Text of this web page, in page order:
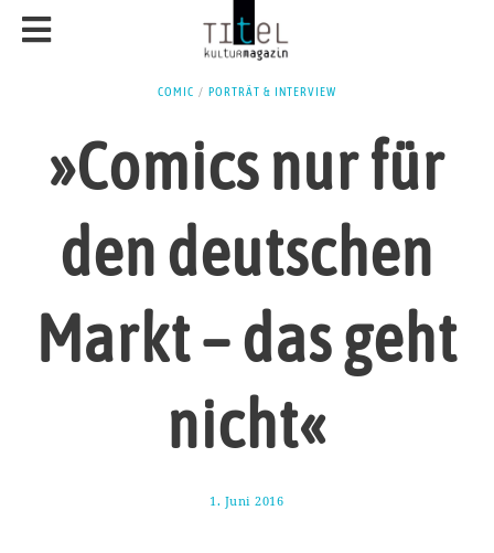
COMIC / PORTRÄT & INTERVIEW
»Comics nur für
den deutschen
Markt – das geht
nicht«
1. Juni 2016